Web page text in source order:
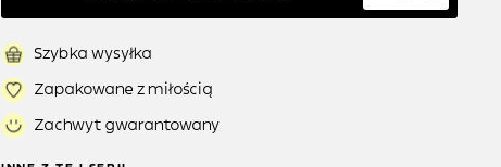
Szybka wysyłka
Zapakowane z miłością
Zachwyt gwarantowany